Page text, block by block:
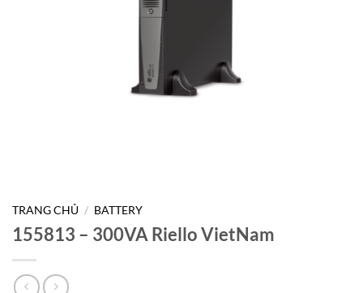
TRANG CHỦ / BATTERY
155813 – 300VA Riello VietNam